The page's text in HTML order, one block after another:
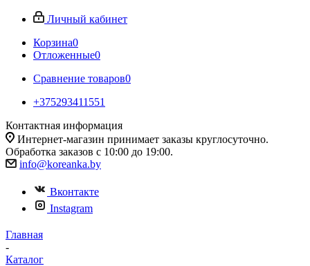
Личный кабинет
Корзина0
Отложенные0
Сравнение товаров0
+375293411551
Контактная информация
Интернет-магазин принимает заказы круглосуточно.
Обработка заказов с 10:00 до 19:00.
info@koreanka.by
Вконтакте
Instagram
Главная
-
Каталог